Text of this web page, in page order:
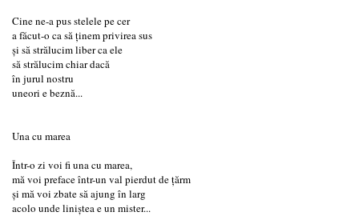
Cine ne-a pus stelele pe cer
a făcut-o ca să ținem privirea sus
și să strălucim liber ca ele
să strălucim chiar dacă
în jurul nostru
uneori e beznă...
Una cu marea
Într-o zi voi fi una cu marea,
mă voi preface într-un val pierdut de ţărm
şi mă voi zbate să ajung în larg
acolo unde liniştea e un mister...